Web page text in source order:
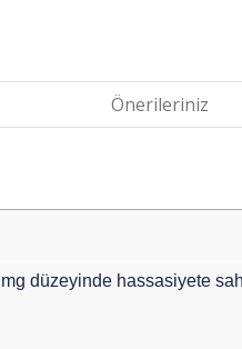
Önerileriniz
düzeyinde hassasiyete